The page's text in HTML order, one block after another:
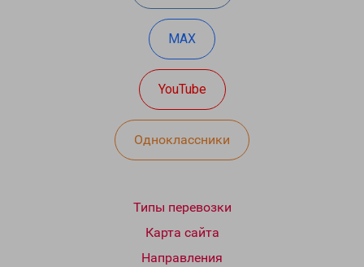
MAX
YouTube
Одноклассники
Типы перевозки
Карта сайта
Направления